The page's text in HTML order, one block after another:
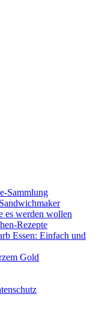
Sammlung
es werden wollen
Rezepte
Essen: Einfach und
Gold